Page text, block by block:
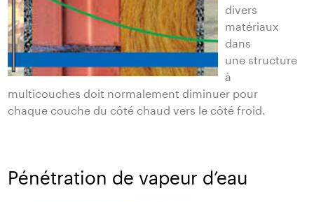
divers
matériaux
dans
une structure
à
multicouches doit normalement diminuer pour
chaque couche du côté chaud vers le côté froid.
Pénétration de vapeur d’eau